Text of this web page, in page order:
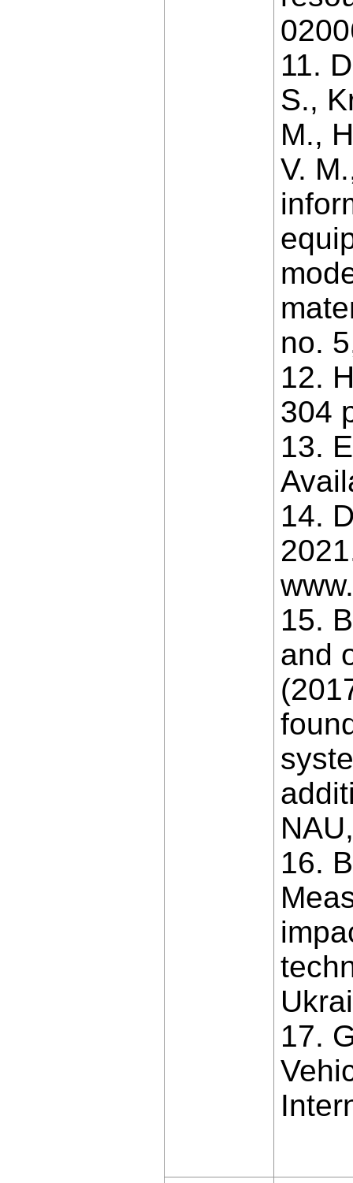
11.
S.,
M.,
V.
no.
12.
304
13.
14.
15.
and
16.
17.